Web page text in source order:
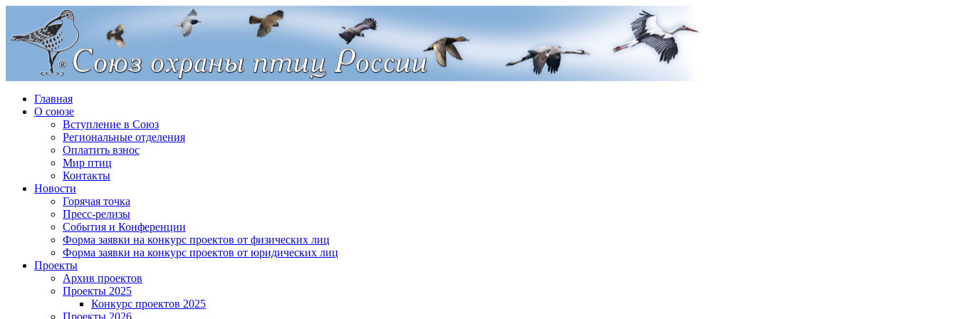
Главная
О союзе
Вступление в Союз
Региональные отделения
Оплатить взнос
Мир птиц
Контакты
Новости
Горячая точка
Пресс-релизы
События и Конференции
Форма заявки на конкурс проектов от физических лиц
Форма заявки на конкурс проектов от юридических лиц
Проекты
Архив проектов
Проекты 2025
Конкурс проектов 2025
Проекты 2026